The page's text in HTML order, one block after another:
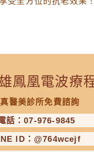
鳳凰電波療
醫美診所免費諮詢
話：07-976-9845
ID：@764wcejf